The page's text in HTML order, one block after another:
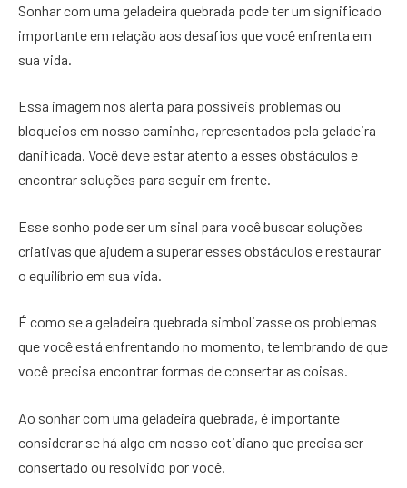
Sonhar com uma geladeira quebrada pode ter um significado
importante em relação aos desafios que você enfrenta em
sua vida.
Essa imagem nos alerta para possíveis problemas ou
bloqueios em nosso caminho, representados pela geladeira
danificada. Você deve estar atento a esses obstáculos e
encontrar soluções para seguir em frente.
Esse sonho pode ser um sinal para você buscar soluções
criativas que ajudem a superar esses obstáculos e restaurar
o equilíbrio em sua vida.
É como se a geladeira quebrada simbolizasse os problemas
que você está enfrentando no momento, te lembrando de que
você precisa encontrar formas de consertar as coisas.
Ao sonhar com uma geladeira quebrada, é importante
considerar se há algo em nosso cotidiano que precisa ser
consertado ou resolvido por você.